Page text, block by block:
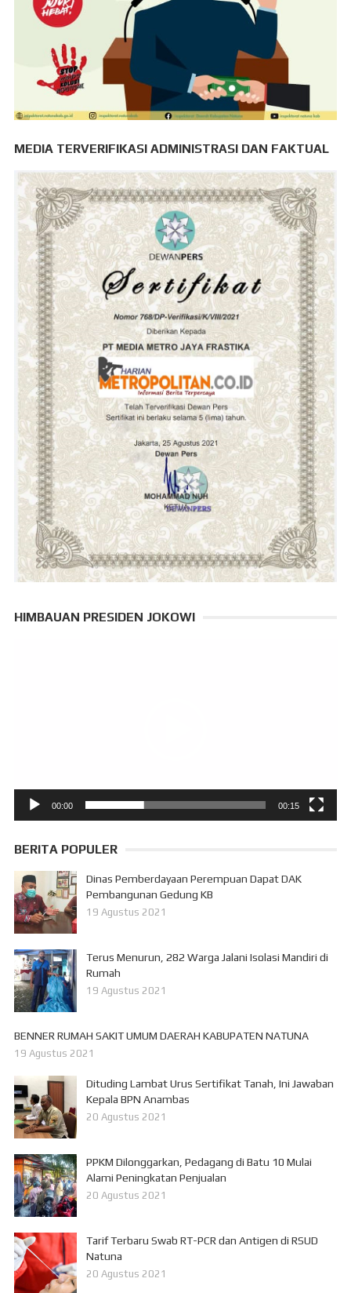
MEDIA TERVERIFIKASI ADMINISTRASI DAN FAKTUAL
HIMBAUAN PRESIDEN JOKOWI
00:00 00:15
BERITA POPULER
Dinas Pemberdayaan Perempuan Dapat DAK
Pembangunan Gedung KB
19 Agustus 2021
Terus Menurun, 282 Warga Jalani Isolasi Mandiri di
Rumah
19 Agustus 2021
BENNER RUMAH SAKIT UMUM DAERAH KABUPATEN NATUNA
19 Agustus 2021
Dituding Lambat Urus Sertifikat Tanah, Ini Jawaban
Kepala BPN Anambas
20 Agustus 2021
PPKM Dilonggarkan, Pedagang di Batu 10 Mulai
Alami Peningkatan Penjualan
20 Agustus 2021
Tarif Terbaru Swab RT-PCR dan Antigen di RSUD
Natuna
20 Agustus 2021